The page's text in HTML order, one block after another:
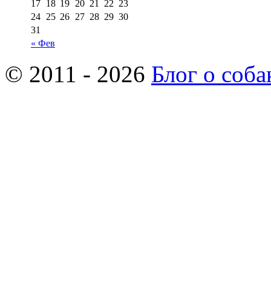
« Фев
17 18 19 20 21 22 23
24 25 26 27 28 29 30
31
© 2011 - 2026 Блог о